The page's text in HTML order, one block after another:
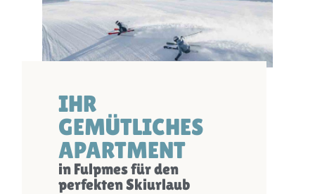
IHR
GEMÜTLICHES
APARTMENT
in Fulpmes für den
perfekten Skiurlaub